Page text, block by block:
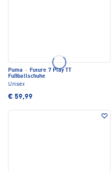
Puma · Future 7 Play TT
Fußballschuhe
Unisex
€ 59,99